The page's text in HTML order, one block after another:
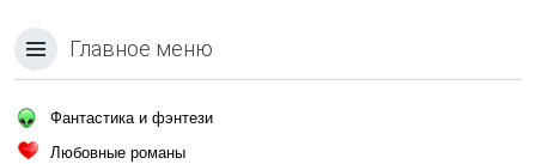
Главное меню
Фантастика и фэнтези
Любовные романы